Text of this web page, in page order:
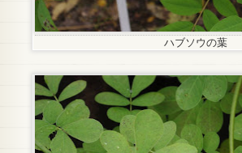
ハブソウの葉